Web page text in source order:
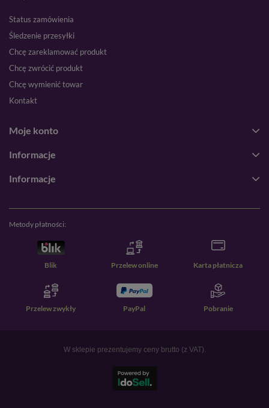
Status zamówienia
Śledzenie przesyłki
Chcę zareklamować produkt
Chcę zwrócić produkt
Chcę wymienić towar
Kontakt
Moje konto
Informacje
Informacje
Metody płatności:
Blik Przelew online Karta płatnicza
Przelew zwykły PayPal Pobranie
W sklepie prezentujemy ceny brutto (z VAT).